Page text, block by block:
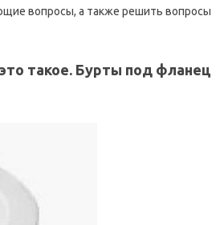
вопросы, а также решить вопросы
такое. Бурты под фланец